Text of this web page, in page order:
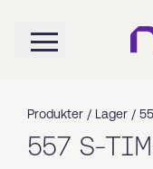
Produkter / Lager /
557 S-